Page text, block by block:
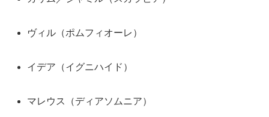
ヴィル（ポムフィオーレ）
イデア（イグニハイド）
マレウス（ディアソムニア）